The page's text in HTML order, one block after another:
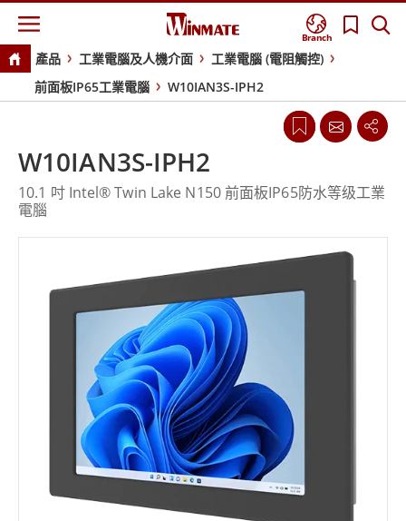
Branch
產品 工業電腦及人機介面
工業電腦 (電阻觸控)
前面板IP65工業電腦
W10IAN3S-IPH2
W10IAN3S-IPH2
10.1 吋 Intel® Twin Lake N150 前面板IP65防水等级工業
電腦